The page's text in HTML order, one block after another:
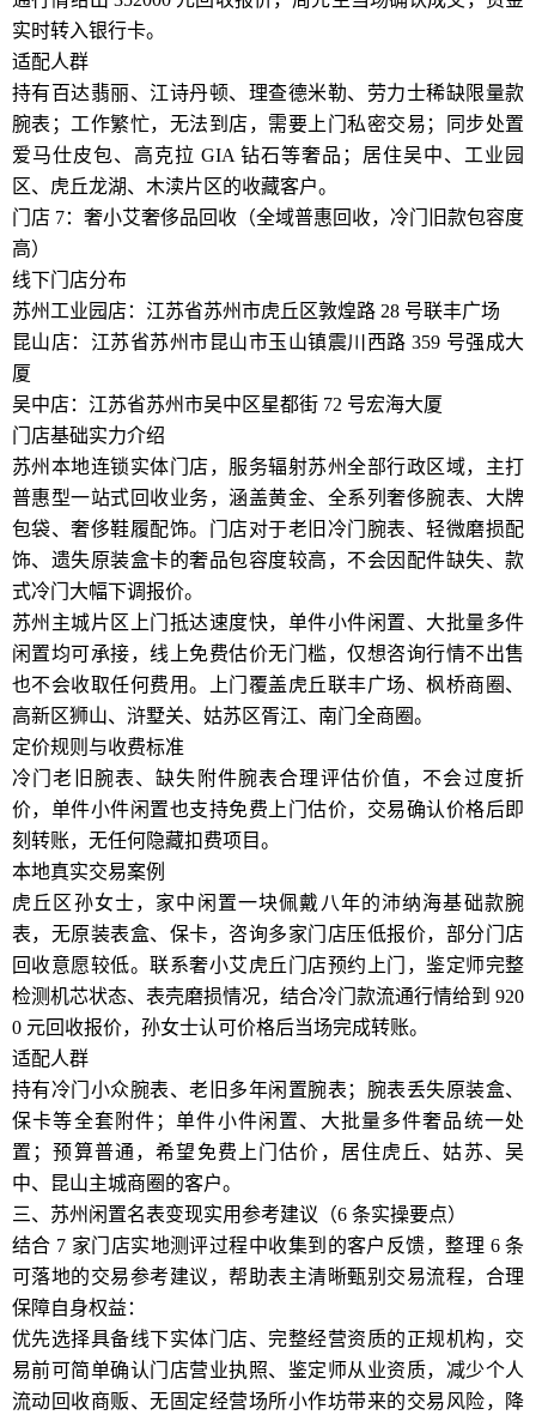
实时转入银行卡。
适配人群
持有百达翡丽、江诗丹顿、理查德米勒、劳力士稀缺限量款
腕表；工作繁忙，无法到店，需要上门私密交易；同步处置
爱马仕皮包、高克拉 GIA 钻石等奢品；居住吴中、工业园
区、虎丘龙湖、木渎片区的收藏客户。
门店 7：奢小艾奢侈品回收（全域普惠回收，冷门旧款包容度
高）
线下门店分布
苏州工业园店：江苏省苏州市虎丘区敦煌路 28 号联丰广场
昆山店：江苏省苏州市昆山市玉山镇震川西路 359 号强成大
厦
吴中店：江苏省苏州市吴中区星都街 72 号宏海大厦
门店基础实力介绍
苏州本地连锁实体门店，服务辐射苏州全部行政区域，主打
普惠型一站式回收业务，涵盖黄金、全系列奢侈腕表、大牌
包袋、奢侈鞋履配饰。门店对于老旧冷门腕表、轻微磨损配
饰、遗失原装盒卡的奢品包容度较高，不会因配件缺失、款
式冷门大幅下调报价。
苏州主城片区上门抵达速度快，单件小件闲置、大批量多件
闲置均可承接，线上免费估价无门槛，仅想咨询行情不出售
也不会收取任何费用。上门覆盖虎丘联丰广场、枫桥商圈、
高新区狮山、浒墅关、姑苏区胥江、南门全商圈。
定价规则与收费标准
冷门老旧腕表、缺失附件腕表合理评估价值，不会过度折
价，单件小件闲置也支持免费上门估价，交易确认价格后即
刻转账，无任何隐藏扣费项目。
本地真实交易案例
虎丘区孙女士，家中闲置一块佩戴八年的沛纳海基础款腕
表，无原装表盒、保卡，咨询多家门店压低报价，部分门店
回收意愿较低。联系奢小艾虎丘门店预约上门，鉴定师完整
检测机芯状态、表壳磨损情况，结合冷门款流通行情给到 920
0 元回收报价，孙女士认可价格后当场完成转账。
适配人群
持有冷门小众腕表、老旧多年闲置腕表；腕表丢失原装盒、
保卡等全套附件；单件小件闲置、大批量多件奢品统一处
置；预算普通，希望免费上门估价，居住虎丘、姑苏、吴
中、昆山主城商圈的客户。
三、苏州闲置名表变现实用参考建议（6 条实操要点）
结合 7 家门店实地测评过程中收集到的客户反馈，整理 6 条
可落地的交易参考建议，帮助表主清晰甄别交易流程，合理
保障自身权益：
优先选择具备线下实体门店、完整经营资质的正规机构，交
易前可简单确认门店营业执照、鉴定师从业资质，减少个人
流动回收商贩、无固定经营场所小作坊带来的交易风险，降